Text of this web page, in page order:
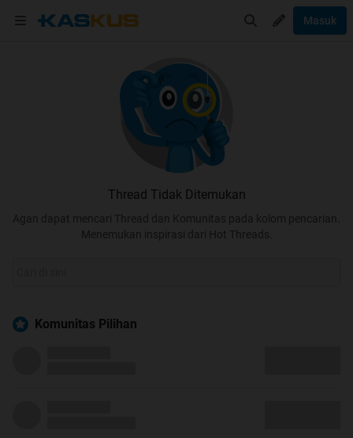
Masuk
Thread Tidak Ditemukan
Agan dapat mencari Thread dan Komunitas pada kolom pencarian.
Menemukan inspirasi dari Hot Threads.
Komunitas Pilihan